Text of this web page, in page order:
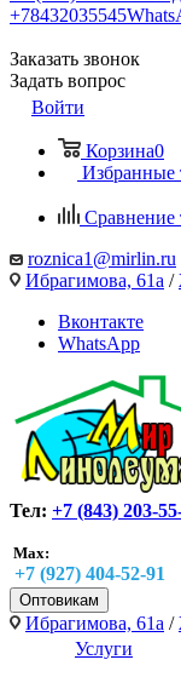
+78432035545
Заказать звонок
Задать вопрос
Войти
Корзина0
Избранные
Сравнение
roznica1@mirlin.ru
Ибрагимова, 61а /
Вконтакте
WhatsApp
Тел: +7 (843) 203-
Max:
+7 (927) 404-52-91
Оптовикам
Ибрагимова, 61а /
Услуги